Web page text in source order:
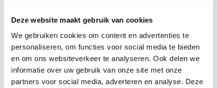
Deze website maakt gebruik van cookies
We gebruiken cookies om content en advertenties te
personaliseren, om functies voor social media te bieden
en om ons websiteverkeer te analyseren. Ook delen we
informatie over uw gebruik van onze site met onze
partners voor social media, adverteren en analyse. Deze
Voornaam: *